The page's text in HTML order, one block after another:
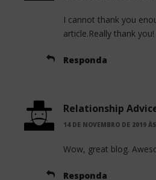
I cannot thank you
article.Really thank
Responda
Relationship
14 DE NOVEMBRO DE 2019
Wow, great blog.
Responda